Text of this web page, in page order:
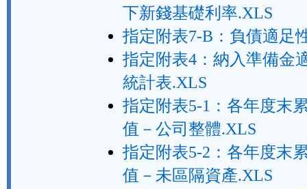
下新錢基礎利率.XLS
指定附表7-B：負債適足
指定附表4：納入準備金
統計表.XLS
指定附表5-1：各年度末
值－公司整體.XLS
指定附表5-2：各年度末
值－未區隔資產.XLS